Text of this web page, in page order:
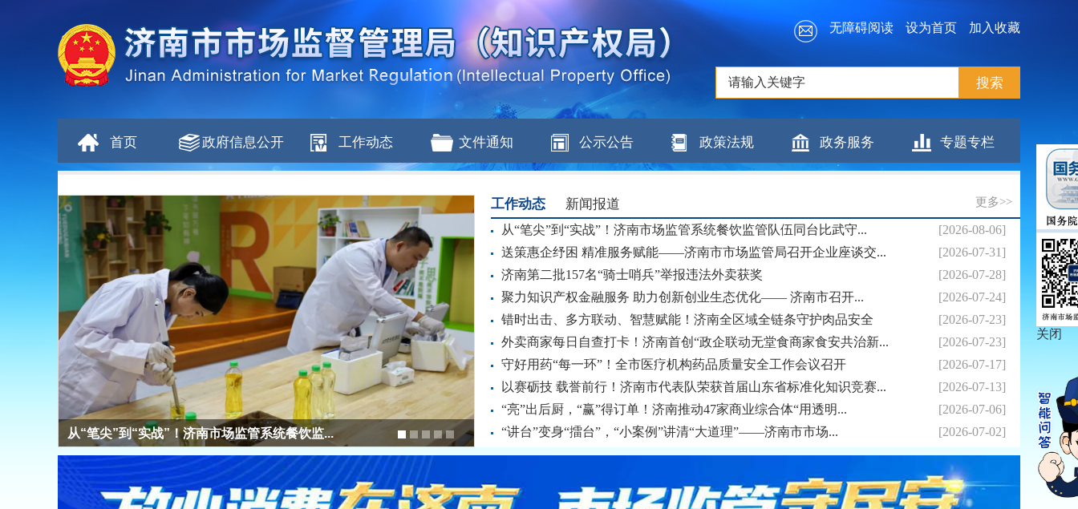
无障碍阅读 设为首页 加入收藏
首页 政府信息公开 工作动态 文件通知 公示公告 政策法规 政务服务 专题专栏
济南第二批157名“骑士哨兵”举报违法外卖获...
工作动态 新闻报道 更多>>
从“笔尖”到“实战”！济南市场监管系统餐饮监管队伍同台比武守...
[2026-08-06]
送策惠企纾困 精准服务赋能——济南市市场监管局召开企业座谈交...
[2026-07-31]
济南第二批157名“骑士哨兵”举报违法外卖获奖
[2026-07-28]
聚力知识产权金融服务 助力创新创业生态优化—— 济南市召开...
[2026-07-24]
错时出击、多方联动、智慧赋能！济南全区域全链条守护肉品安全
[2026-07-23]
外卖商家每日自查打卡！济南首创“政企联动无堂食商家食安共治新...
[2026-07-23]
守好用药“每一环”！全市医疗机构药品质量安全工作会议召开
[2026-07-17]
以赛砺技 载誉前行！济南市代表队荣获首届山东省标准化知识竞赛...
[2026-07-13]
“亮”出后厨，“赢”得订单！济南推动47家商业综合体“用透明...
[2026-07-06]
“讲台”变身“擂台”，“小案例”讲清“大道理”——济南市市场...
[2026-07-02]
关闭